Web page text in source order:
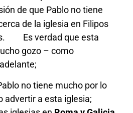
de que Pablo no tiene
de la iglesia en Filipos
Es verdad que esta
gozo – como
no tiene mucho por lo
advertir a esta iglesia;